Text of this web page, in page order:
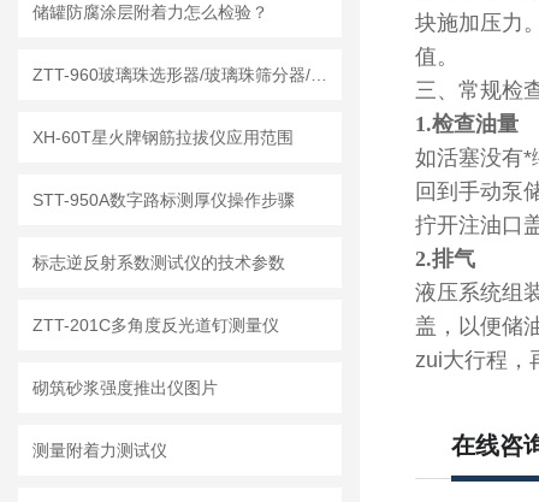
储罐防腐涂层附着力怎么检验？
XH-60T星火牌钢筋拉拔仪应用范围
STT-950A数字路标测厚仪操作步骤
标志逆反射系数测试仪的技术参数
ZTT-201C多角度反光道钉测量仪
砌筑砂浆强度推出仪图片
测量附着力测试仪
块施加压力
值。
三、 常规检
1.检查油量
如活塞没有*
回到手动泵
拧开注油口
2.排气
液压系统组
盖，以便储
zui大行程，
在线咨